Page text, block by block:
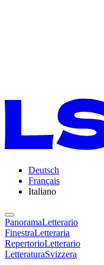
Deutsch
Français
Italiano
PanoramaLetterario
FinestraLetteraria
RepertorioLetterario
LetteraturaSvizzera